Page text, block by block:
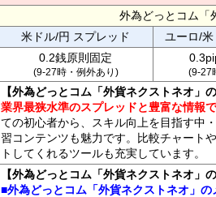
外為どっとコム「
米ドル/円 スプレッド
ユーロ/米
0.2銭原則固定
(9-27時・例外あり) (9-27
【外為どっとコム「外貨ネクストネオ」
業界最狭水準のスプレッドと豊富な情報
ての初心者から、スキル向上を目指す中
習コンテンツも魅力です。比較チャート
トしてくれるツールも充実しています。
【外為どっとコム「外貨ネクストネオ」
■外為どっとコム「外貨ネクストネオ」